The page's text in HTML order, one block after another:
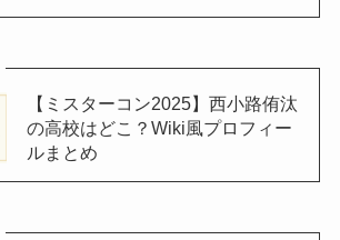
【ミスターコン2025】西小路侑汰
の高校はどこ？Wiki風プロフィー
ルまとめ